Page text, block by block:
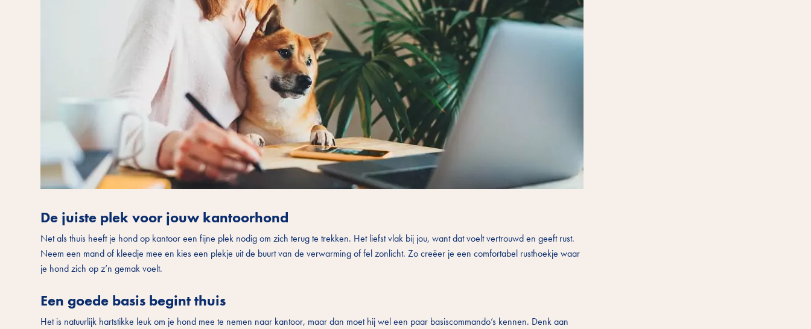
De juiste plek voor jouw kantoorhond
Net als thuis heeft je hond op kantoor een fijne plek nodig om zich terug te trekken. Het liefst vlak bij jou, want dat voelt vertrouwd en geeft rust.
Neem een mand of kleedje mee en kies een plekje uit de buurt van de verwarming of fel zonlicht. Zo creëer je een comfortabel rusthoekje waar
je hond zich op z’n gemak voelt.
Een goede basis begint thuis
Het is natuurlijk hartstikke leuk om je hond mee te nemen naar kantoor, maar dan moet hij wel een paar basiscommando’s kennen. Denk aan